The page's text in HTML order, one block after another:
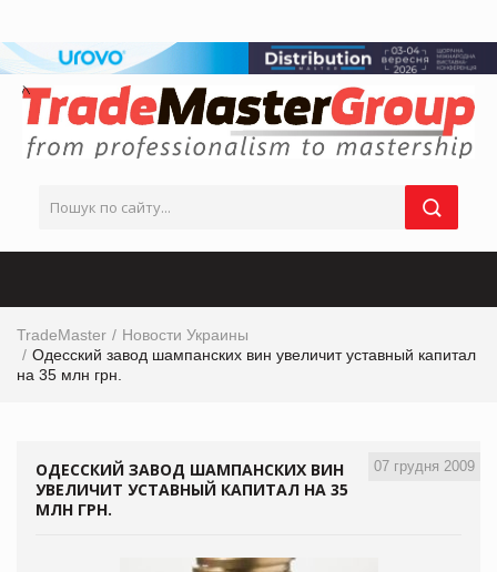
TradeMaster
Новости Украины
Одесский завод шампанских вин увеличит уставный капитал
на 35 млн грн.
07 грудня 2009
ОДЕССКИЙ ЗАВОД ШАМПАНСКИХ ВИН
УВЕЛИЧИТ УСТАВНЫЙ КАПИТАЛ НА 35
МЛН ГРН.